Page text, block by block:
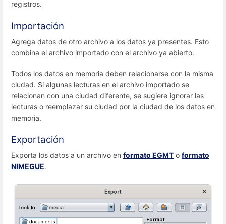
registros.
Importación
Agrega datos de otro archivo a los datos ya presentes. Esto
combina el archivo importado con el archivo ya abierto.
Todos los datos en memoria deben relacionarse con la misma
ciudad. Si algunas lecturas en el archivo importado se
relacionan con una ciudad diferente, se sugiere ignorar las
lecturas o reemplazar su ciudad por la ciudad de los datos en
memoria.
Exportación
Exporta los datos a un archivo en formato EGMT o formato
NIMEGUE.